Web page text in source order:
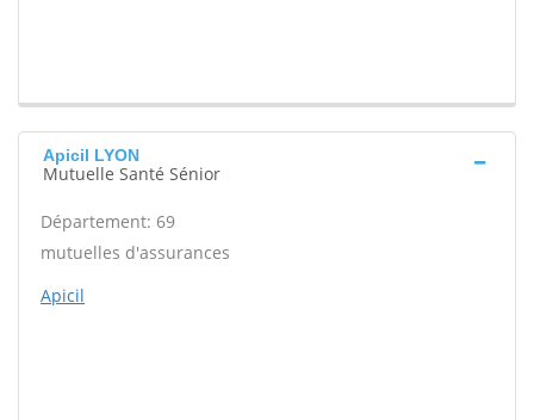
Apicil LYON
Mutuelle Santé Sénior
Département: 69
mutuelles d'assurances
Apicil